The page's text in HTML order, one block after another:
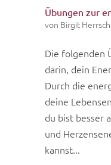
Übungen zur
von Birgit
Die folgenden
darin, dein
Durch die
deine
du bist besser
und
kannst...